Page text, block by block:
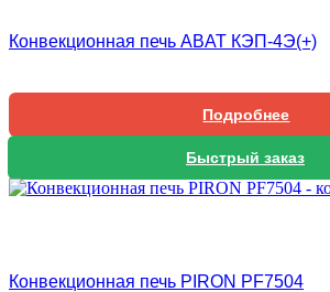
Конвекционная печь ABAT КЭП-4Э(+)
Подробнее
Быстрый заказ
Конвекционная печь PIRON PF7504